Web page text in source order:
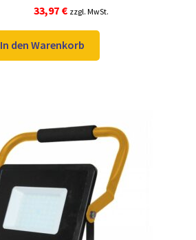
Ursprünglicher
war:
44,98 €
33,97 €Aktueller
ist:
33,97 €.
zzgl. MwSt.
In den Warenkorb